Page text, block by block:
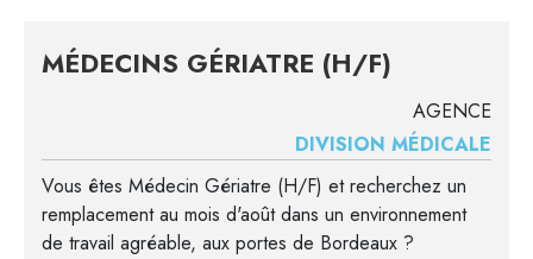
MÉDECINS GÉRIATRE (H/F)
AGENCE
DIVISION MÉDICALE
Vous êtes Médecin Gériatre (H/F) et recherchez un
remplacement au mois d'août dans un environnement
de travail agréable, aux portes de Bordeaux ?